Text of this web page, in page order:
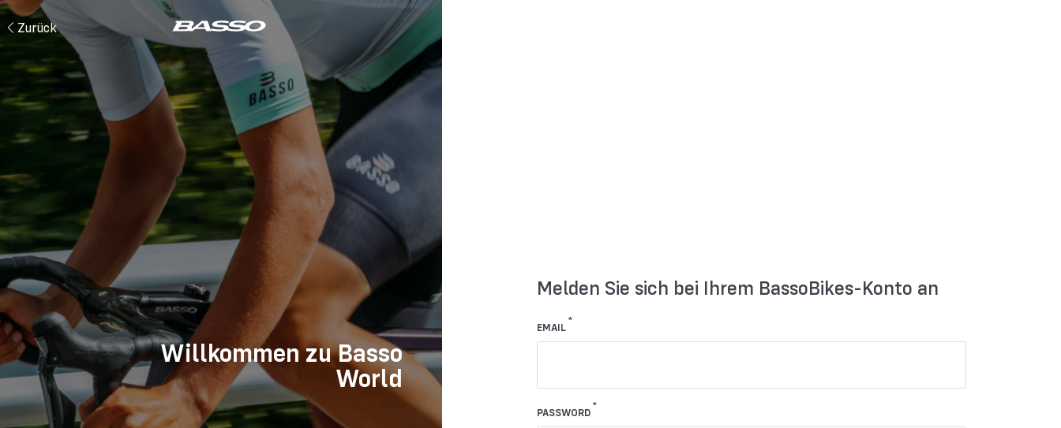
Zurück
Willkommen zu Basso
World
Melden Sie sich bei Ihrem BassoBikes-Konto an
EMAIL
PASSWORD